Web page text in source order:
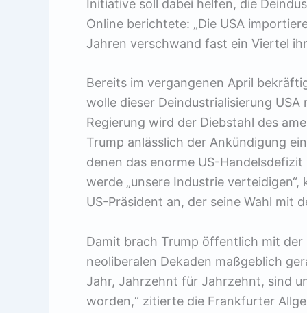
Initiative soll dabei helfen, die
Online berichtete: „Die USA
Jahren verschwand fast ein Viertel
Bereits im vergangenen April
wolle dieser Deindustrialisierung
Regierung wird der Diebstahl des
Trump anlässlich der Ankündigung
denen das enorme US-
werde „unsere Industrie
US-Präsident an, der seine Wahl mit
Damit brach Trump öffentlich mit der
neoliberalen Dekaden maßgeblich
Jahr, Jahrzehnt für Jahrzehnt, sind
worden,“ zitierte die Frankfurter